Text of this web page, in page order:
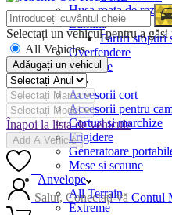
Husa roata de
Lumini
Faruri stopuri
Overfendere
Snorkele
Camping
Accesorii cort
Accesorii pentru
Corturi si marchize
Frigidere
Generatoare
Mese si scaune
Anvelope
All Terrain
Extreme
Selectați un vehicul pentru a
All Vehicles
Adăugați un vehicul
Înapoi la lista de vehicule
Add A Vehicle
Salut, Conectați-vă Contul